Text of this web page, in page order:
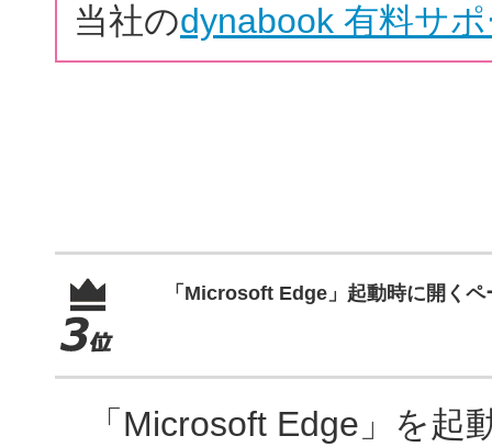
当社のdynabook 有料サ
「Microsoft Edge」起動時に開く
「Microsoft Edge」を